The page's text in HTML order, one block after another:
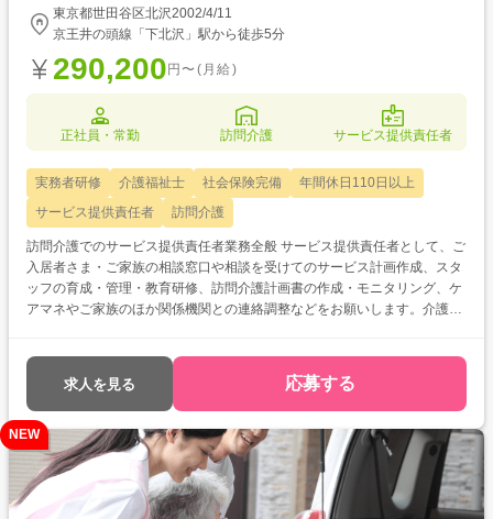
東京都世田谷区北沢2002/4/11
京王井の頭線「下北沢」駅から徒歩5分
290,200 円〜(月給)
正社員・常勤 訪問介護 サービス提供責任者
実務者研修 介護福祉士 社会保険完備
年間休日110日以上
サービス提供責任者
訪問介護
訪問介護でのサービス提供責任者業務全般 サービス提供責任者として、ご
入居者さま・ご家族の相談窓口や相談を受けてのサービス計画作成、スタ
ッフの育成・管理・教育研修、訪問介護計画書の作成・モニタリング、ケ
アマネやご家族のほか関係機関との連絡調整などをお願いします。介護福
求人を見る 応募する
NEW